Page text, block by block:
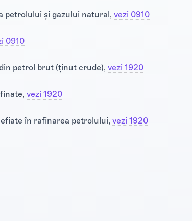
petrolului și gazului natural, vezi 0910
0910
petrol brut (ținut crude), vezi 1920
vezi 1920
în rafinarea petrolului, vezi 1920